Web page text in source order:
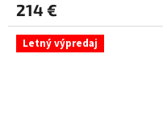
214 €
Letný výpredaj